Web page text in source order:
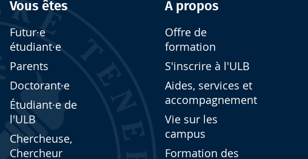
Vous êtes
Futur·e
étudiant·e
Parents
Doctorant·e
Étudiant·e de
l'ULB
Chercheuse,
Chercheur
À propos
Offre de
formation
S'inscrire à l'ULB
Aides, services et
accompagnement
Vie sur les
campus
Formation des